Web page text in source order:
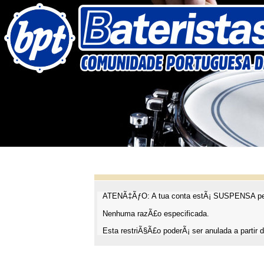
ATENÃ‡ÃƒO: A tua conta estÃ¡ SUSPENSA
Nenhuma razÃ£o especificada.
Esta restriÃ§Ã£o poderÃ¡ ser anulada a partir